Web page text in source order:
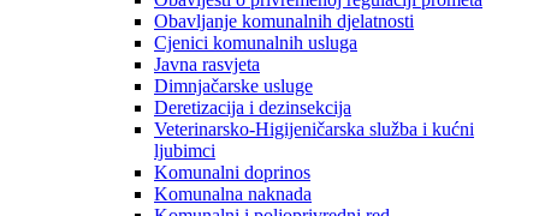
Obavljanje komunalnih djelatnosti
Cjenici komunalnih usluga
Javna rasvjeta
Dimnjačarske usluge
Deretizacija i dezinsekcija
Veterinarsko-Higijeničarska služba i kućni
ljubimci
Komunalni doprinos
Komunalna naknada